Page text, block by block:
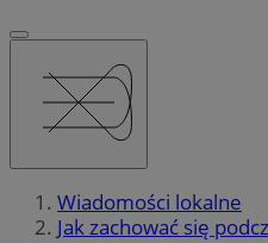
Wiadomości lokalne
Jak zachować się